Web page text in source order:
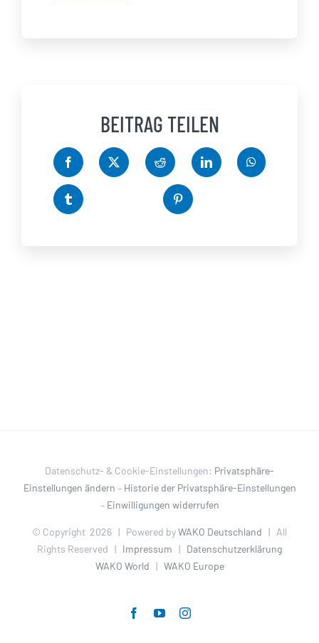
BEITRAG TEILEN
Datenschutz- & Cookie-Einstellungen: Privatsphäre-
Einstellungen ändern – Historie der Privatsphäre-Einstellungen
– Einwilligungen widerrufen
© Copyright 2026 | Powered byWAKO Deutschland | All
Rights Reserved | Impressum | Datenschutzerklärung
WAKO World | WAKO Europe
FacebookYouTubeInstagram